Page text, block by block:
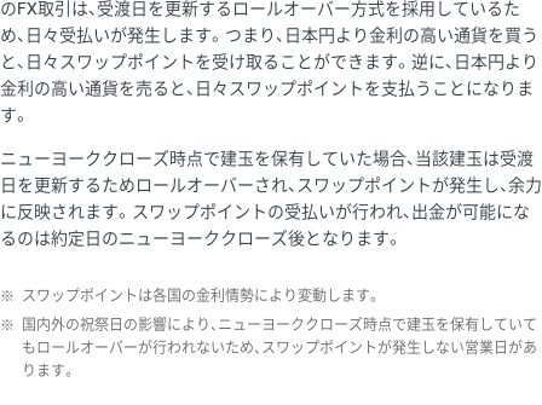
のFX取引は、受渡日を更新するロールオーバー方式を採用しているた
め、日々受払いが発生します。つまり、日本円より金利の高い通貨を買う
と、日々スワップポイントを受け取ることができます。逆に、日本円より
金利の高い通貨を売ると、日々スワップポイントを支払うことになりま
す。
ニューヨーククローズ時点で建玉を保有していた場合、当該建玉は受渡
日を更新するためロールオーバーされ、スワップポイントが発生し、余力
に反映されます。スワップポイントの受払いが行われ、出金が可能にな
るのは約定日のニューヨーククローズ後となります。
※ スワップポイントは各国の金利情勢により変動します。
※
国内外の祝祭日の影響により、ニューヨーククローズ時点で建玉を保有していて
もロールオーバーが行われないため、スワップポイントが発生しない営業日があ
ります。